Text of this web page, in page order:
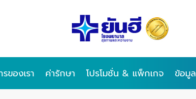
ของเรา ค่ารักษา โปรโมชั่น & แพ็กเกจ ข้อมู